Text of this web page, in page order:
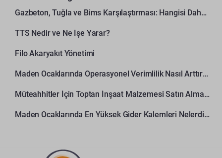
Gazbeton, Tuğla ve Bims Karşılaştırması: Hangisi Daha Avantajlı?
TTS Nedir ve Ne İşe Yarar?
Filo Akaryakıt Yönetimi
Maden Ocaklarında Operasyonel Verimlilik Nasıl Arttırılır?
Müteahhitler İçin Toptan İnşaat Malzemesi Satın Alma Rehberi
Maden Ocaklarında En Yüksek Gider Kalemleri Nelerdir?